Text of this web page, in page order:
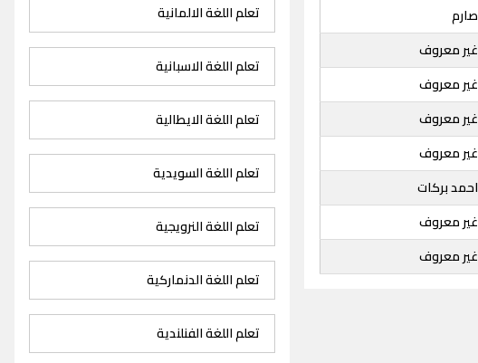
صارم
غير معروف
غير معروف
غير معروف
غير معروف
احمد بركات
غير معروف
غير معروف
تعلم اللغة الالمانية
تعلم اللغة الاسبانية
تعلم اللغة الايطالية
تعلم اللغة السويدية
تعلم اللغة النرويجية
تعلم اللغة الدنماركية
تعلم اللغة الفنلندية